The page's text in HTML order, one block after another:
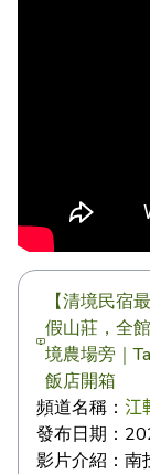
【清境民宿
假山莊，全
境農場旁｜
飯店開箱
頻道名稱： 江
發布日期：
影片介紹： 南